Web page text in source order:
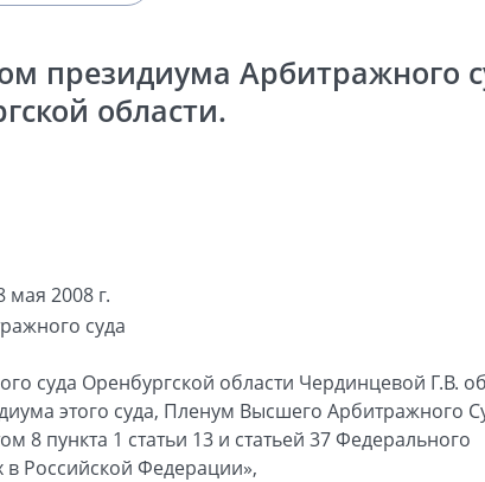
президиума Арбитражного
области.
мая 2008 г.
суда
суда Оренбургской области Чердинцевой Г.В. об
этого суда, Пленум Высшего Арбитражного
8 пункта 1 статьи 13 и статьей 37Федерального
в Российской Федерации»,